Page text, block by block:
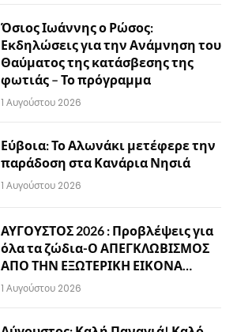
Όσιος Ιωάννης ο Ρώσος:
Εκδηλώσεις για την Ανάμνηση του
Θαύματος της κατάσβεσης της
φωτιάς – Το πρόγραμμα
1 Αυγούστου 2026
Εύβοια: Το Αλωνάκι μετέφερε την
παράδοση στα Κανάρια Νησιά
1 Αυγούστου 2026
ΑΥΓΟΥΣΤΟΣ 2026 : Προβλέψεις για
όλα τα ζώδια-Ο ΑΠΕΓΚΛΩΒΙΣΜΟΣ
ΑΠΟ ΤΗΝ ΕΞΩΤΕΡΙΚΗ ΕΙΚΟΝΑ…
1 Αυγούστου 2026